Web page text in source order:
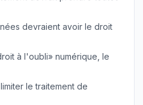
devraient avoir le droit
à l'oubli» numérique, le
le traitement de